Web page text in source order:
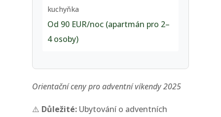
kuchyňka
Od 90 EUR/noc (apartmán pro 2–
4 osoby)
Orientační ceny pro adventní víkendy 2025
⚠️ Důležité:Ubytování o adventních